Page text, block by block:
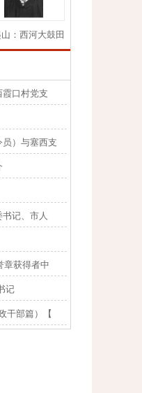
山：西河大鼓田
霞口村党支
员）与塞西支
记、市人
章获得者中
记
干部篇）【